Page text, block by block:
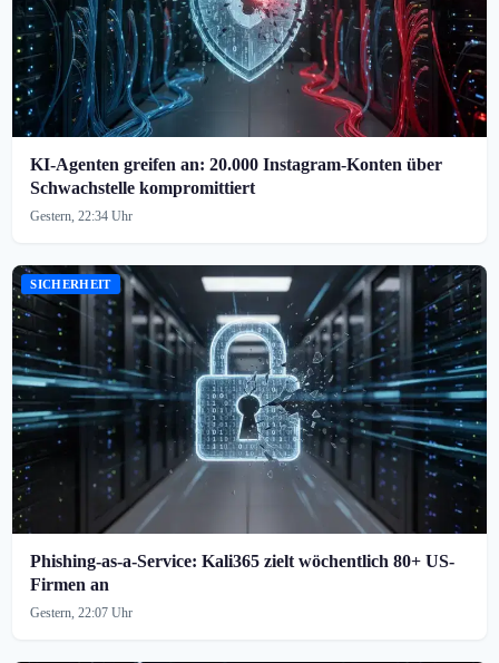
KI-Agenten greifen an: 20.000 Instagram-Konten über
Schwachstelle kompromittiert
Gestern, 22:34 Uhr
SICHERHEIT
Phishing-as-a-Service: Kali365 zielt wöchentlich 80+ US-
Firmen an
Gestern, 22:07 Uhr